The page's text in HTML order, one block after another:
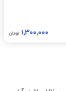
۱,۳۰۰,۰۰۰ تومان